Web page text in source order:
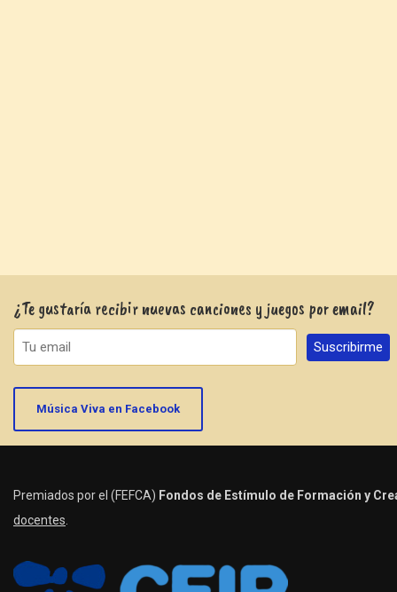
¿Te gustaría recibir nuevas canciones y juegos por email?
Música Viva en Facebook
Premiados por el (FEFCA) Fondos de Estímulo de Formación y
docentes